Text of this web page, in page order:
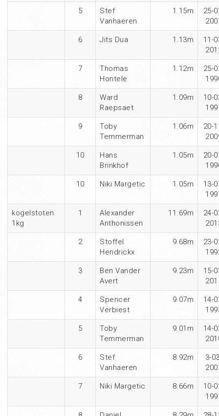
5
Stef
Vanhaeren
1.15m
25-
6 Jits Dua 1.13m
11-
7
Thomas
Hontele
1.12m
25-
8
Ward
Raepsaet
1.09m
10-
9
Toby
Temmerman
1.06m
20-
10
Hans
Brinkhof
1.05m
20-
10 Niki Margetic 1.05m
13-
kogelstoten
1kg
1
Alexander
Anthonissen
11.69m
24-
2
Stoffel
Hendrickx
9.68m
23-
3
Ben Vander
Avert
9.23m
15-
4
Spencer
Verbiest
9.07m
14-
5
Toby
Temmerman
9.01m
14-
6
Stef
Vanhaeren
8.92m
3-
7 Niki Margetic 8.66m
10-